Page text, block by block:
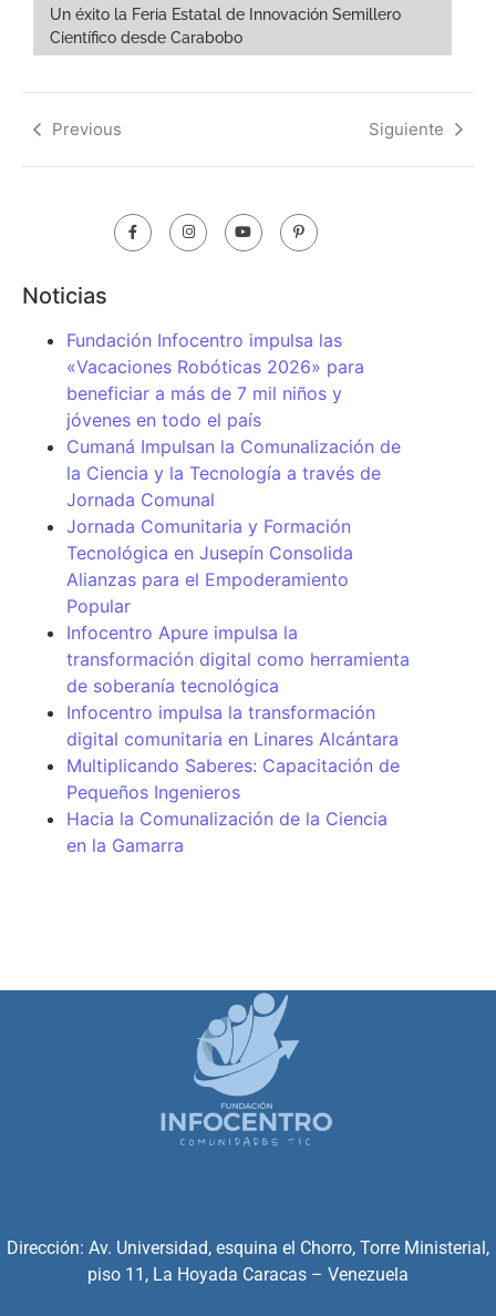
Un éxito la Feria Estatal de Innovación Semillero
Científico desde Carabobo
Previous Siguiente
Noticias
Fundación Infocentro impulsa las
«Vacaciones Robóticas 2026» para
beneficiar a más de 7 mil niños y
jóvenes en todo el país
Cumaná Impulsan la Comunalización de
la Ciencia y la Tecnología a través de
Jornada Comunal
Jornada Comunitaria y Formación
Tecnológica en Jusepín Consolida
Alianzas para el Empoderamiento
Popular
Infocentro Apure impulsa la
transformación digital como herramienta
de soberanía tecnológica
Infocentro impulsa la transformación
digital comunitaria en Linares Alcántara
Multiplicando Saberes: Capacitación de
Pequeños Ingenieros
Hacia la Comunalización de la Ciencia
en la Gamarra
Dirección: Av. Universidad, esquina el Chorro, Torre Ministerial,
piso 11, La Hoyada Caracas – Venezuela